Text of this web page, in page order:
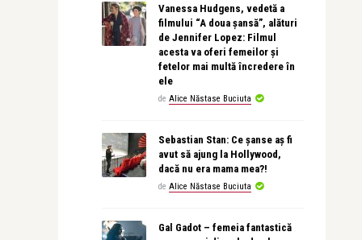
Vanessa Hudgens, vedetă a
filmului “A doua șansă”, alături
de Jennifer Lopez: Filmul
acesta va oferi femeilor și
fetelor mai multă încredere în
ele
de Alice Năstase Buciuta
Sebastian Stan: Ce șanse aș fi
avut să ajung la Hollywood,
dacă nu era mama mea?!
de Alice Năstase Buciuta
Gal Gadot – femeia fantastică